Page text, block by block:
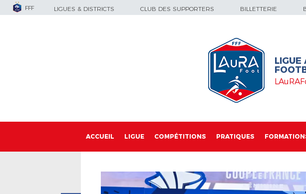
FFF LIGUES & DISTRICTS CLUB DES SUPPORTERS BILLETTERIE
LIGUE
ACCUEIL LIGUE COMPÉTITIONS PRATIQUES